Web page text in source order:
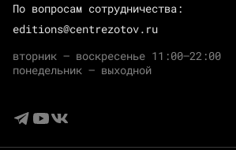
По вопросам сотрудничества:
editions@centrezotov.ru
вторник — воскресенье 11:00–22:00
понедельник — выходной